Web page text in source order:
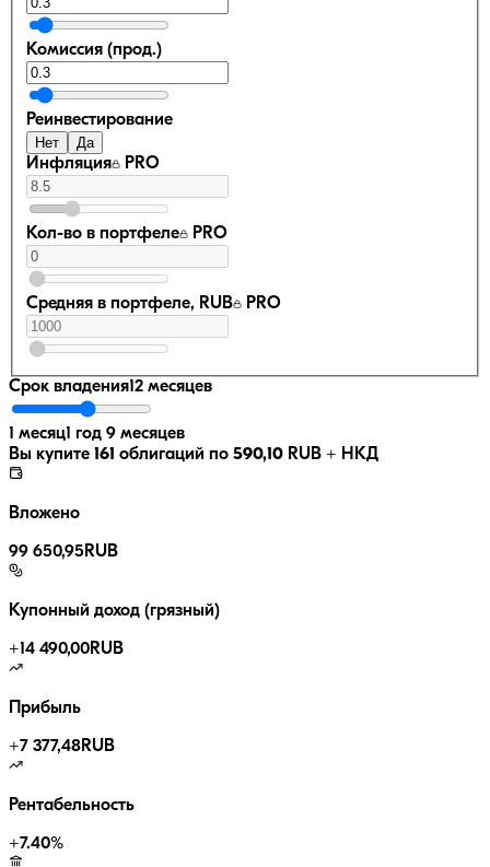
Комиссия (прод.)
Реинвестирование
Нет Да
Инфляция PRO
Кол-во в портфеле PRO
Средняя в портфеле, RUB PRO
Срок владения12 месяцев
1 месяц1 год 9 месяцев
Вы купите 161 облигаций по 590,10 RUB + НКД
Вложено
99 650,95 RUB
Купонный доход (грязный)
+14 490,00RUB
Прибыль
+7 377,48RUB
Рентабельность
+7.40%